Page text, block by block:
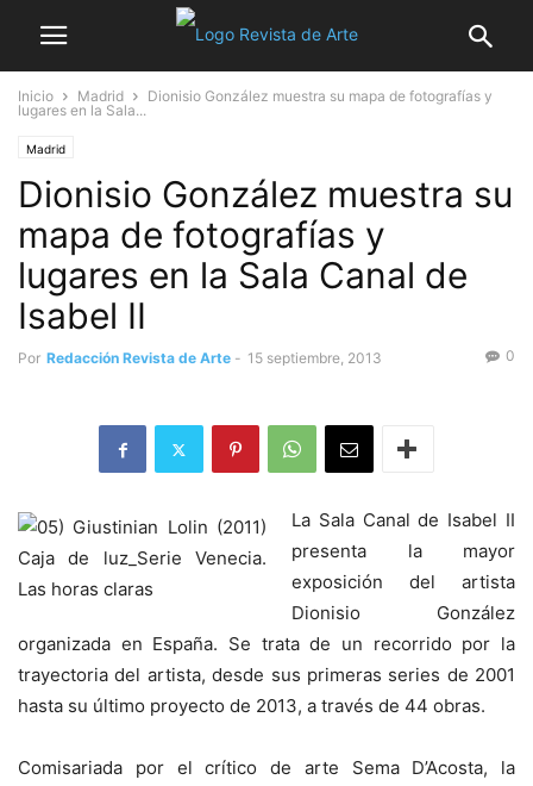
Inicio Madrid
Dionisio González muestra su mapa de fotografías y
lugares en la Sala...
Madrid
Dionisio González muestra su
mapa de fotografías y
lugares en la Sala Canal de
Isabel II
Por Redacción Revista de Arte - 15 septiembre, 2013 0
La Sala Canal de Isabel II
presenta la mayor
exposición del artista
Dionisio González
organizada en España. Se trata de un recorrido por la
trayectoria del artista, desde sus primeras series de 2001
hasta su último proyecto de 2013, a través de 44 obras.
Comisariada por el crítico de arte Sema D’Acosta, la